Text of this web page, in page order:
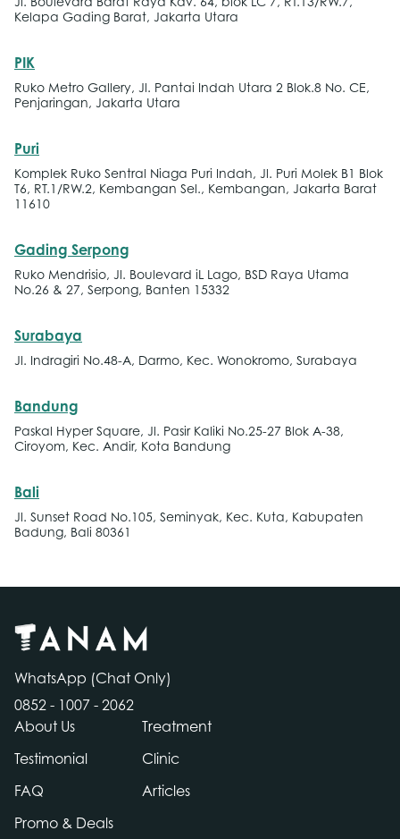
Jl. Boulevard Barat Raya Kav. 64, blok LC 7, RT.13/RW.7,
Kelapa Gading Barat, Jakarta Utara
PIK
Ruko Metro Gallery, Jl. Pantai Indah Utara 2 Blok.8 No. CE,
Penjaringan, Jakarta Utara
Puri
Komplek Ruko Sentral Niaga Puri Indah, Jl. Puri Molek B1 Blok
T6, RT.1/RW.2, Kembangan Sel., Kembangan, Jakarta Barat
11610
Gading Serpong
Ruko Mendrisio, Jl. Boulevard iL Lago, BSD Raya Utama
No.26 & 27, Serpong, Banten 15332
Surabaya
Jl. Indragiri No.48-A, Darmo, Kec. Wonokromo, Surabaya
Bandung
Paskal Hyper Square, Jl. Pasir Kaliki No.25-27 Blok A-38,
Ciroyom, Kec. Andir, Kota Bandung
Bali
Jl. Sunset Road No.105, Seminyak, Kec. Kuta, Kabupaten
Badung, Bali 80361
WhatsApp (Chat Only)
0852 - 1007 - 2062
About Us
Treatment
Testimonial Clinic
FAQ Articles
Promo & Deals